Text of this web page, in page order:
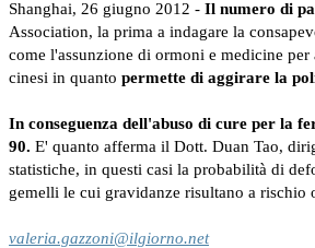
Shanghai, 26 giugno 2012 - Il numero di
Association, la prima a indagare la
come l'assunzione di ormoni e medicine per
cinesi in quanto permette di aggirare la
In conseguenza dell'abuso di cure per la
90. E' quanto afferma il Dott. Duan Tao,
statistiche, in questi casi la probabilità di
gemelli le cui gravidanze risultano a
valeria.gazzoni@ilgiorno.net